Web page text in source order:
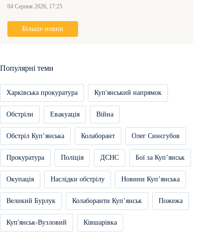
04 Серпня 2026, 17:25
Більше новин
Популярні теми
Харківська прокуратура Куп'янський напрямок
Обстріли Евакуація Війна
Обстріл Купʼянська Колаборант Олег Синєгубов
Прокуратура Поліція ДСНС Бої за Купʼянськ
Окупація Наслідки обстрілу Новини Купʼянська
Великий Бурлук Колаборанти Купʼянськ Пожежа
Куп'янськ-Вузловий Ківшарівка